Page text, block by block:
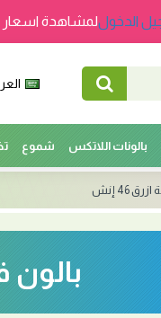
الدخوللمشاهدة اسعار
بالونات اللاتكس شموع
46 إنش
بالون